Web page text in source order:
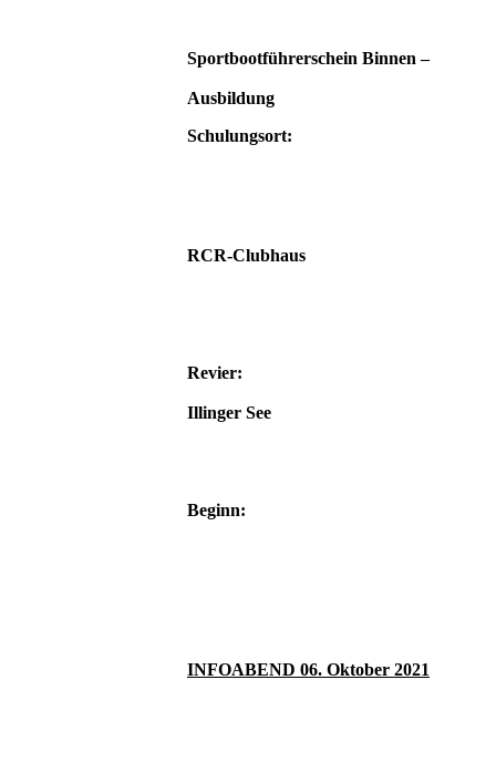
Sportbootführerschein Binnen –
Ausbildung
Schulungsort:
RCR-Clubhaus
Revier:
Illinger See
Beginn:
INFOABEND 06. Oktober 2021